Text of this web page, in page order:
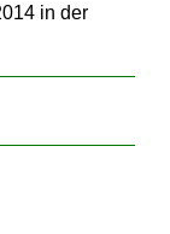
in der